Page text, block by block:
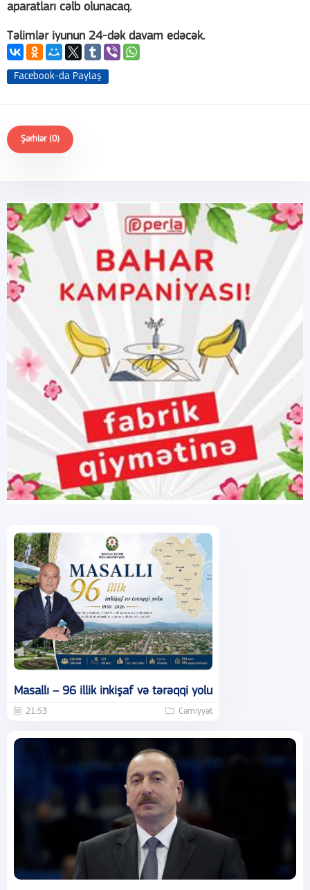
aparatları cəlb olunacaq.
Təlimlər iyunun 24-dək davam edəcək.
Facebook-da Paylaş
Şərhlər (0)
Masallı – 96 illik inkişaf və tərəqqi yolu
21:53 Cəmiyyət